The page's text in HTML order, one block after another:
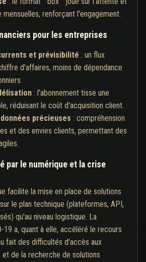
mensuelles, renforçant l'engagement.
pour les entreprises
et prévisibilité : un flux
d'affaires, moins de dépendance
: l'abonnement tisse une
réduisant le coût d'acquisition client.
précieuses : compréhension
et des envies clients, permettant des
par le numérique et la crise
facilite la mise en place de solutions
le plan technique (plateformes, API,
qu'au niveau logistique. La
19 a, quant à elle, accéléré le recours
fait des difficultés d'accès aux
et de la recherche de solutions